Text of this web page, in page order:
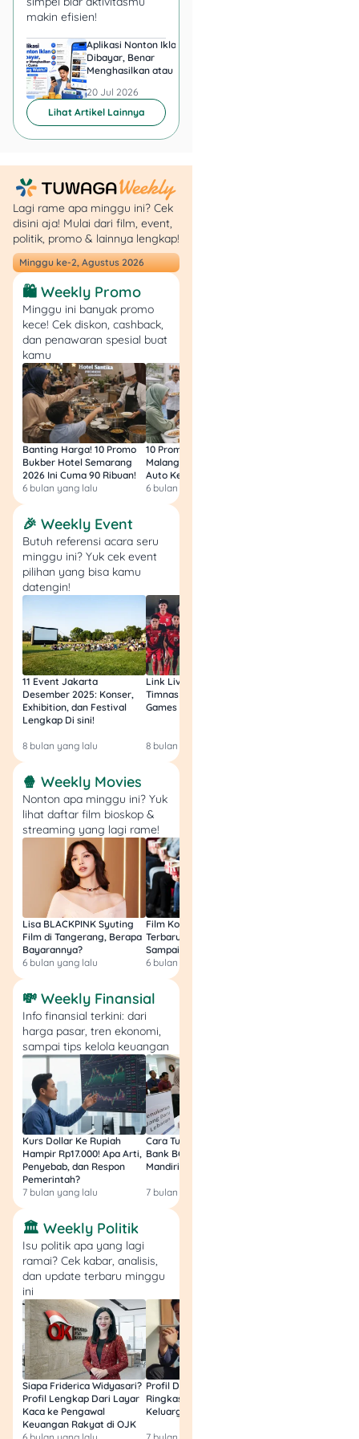
JakLingko ini bukan cuma
angkot modern di Jakarta.
Tarifnya gratis untuk
angkot JakLingko, asalkan
pakai Kartu JakLingko.
Jadi, meskipun bentuknya
kecil dan jalurnya terbatas,
dari sisi biaya, JakLingko
juara banget. Apalagi kalau
kamu hanya butuh jarak
pendek dan ogah ribet
transit-transit.
Baca Juga:Bus
Keliling Jakarta
Gratis 2025: Rute,
Jadwal, Harga, dan
Tips Wisata
Cara Mendapat Kartu
Transportasi Gratis dari
Bank DKI
Per April 2025, warga
Jakarta dengan golongan
tertentu bisa menikmati
fasilitas transportasi umum
gratis menggunakan Kartu
Bebas Akses). Kartu ini
merupakan kerja sama
antara Bank DKI dengan
Pemerintah Provinsi DKI
Jakarta untuk
meningkatkan
kesejahteraan warga
Jakarta, seperti dilansir
ANTARA.
Kartu JakMob bisa dipakai
secara gratis untuk naik
KRL Commuter Line,
Transjakarta, MikroTrans
(JakLingko), MRT Jakarta,
dan LRT Jabodebek.
Lalu, siapa saja yang bisa
mendapat Kartu JakMob?
Berikut 15 kategori
masyarakat yang berhak
dapat layanan transportasi
gratis:
ASN Pemprov DKI
Pensiunan ASN
Tenaga kontrak
Pemprov DKI
Siswa penerima KJP
Plus
Tim PKK & Jumantik
Buruh bergaji setara
UMP
Lansia (60+)
Disabilitas
Veteran
Pemegang Kartu
Keluarga Sejahtera
makin efisien!
Aplikasi Nonton Iklan
Dibayar, Benar
Menghasilkan atau Cuma
20 Jul 2026
Lihat Artikel Lainnya
Lagi rame apa minggu ini? Cek
disini aja! Mulai dari film, event,
politik, promo & lainnya lengkap!
Minggu ke-2, Agustus 2026
🛍️ Weekly Promo
Minggu ini banyak promo
kece! Cek diskon, cashback,
dan penawaran spesial buat
kamu
Banting Harga! 10 Promo
Bukber Hotel Semarang
2026 Ini Cuma 90 Ribuan!
6 bulan yang lalu
10 Promo Bukber Hotel
Malang 2026: Start 75rb,
Auto Kenyang!
6 bulan yang lalu
🎉 Weekly Event
Butuh referensi acara seru
minggu ini? Yuk cek event
pilihan yang bisa kamu
datengin!
11 Event Jakarta
Desember 2025: Konser,
Exhibition, dan Festival
Lengkap Di sini!
8 bulan yang lalu
Link Live Streaming
Timnas vs Filipina SEA
Games Malam Ini, Gratis!
8 bulan yang lalu
🍿 Weekly Movies
Nonton apa minggu ini? Yuk
lihat daftar film bioskop &
streaming yang lagi rame!
Lisa BLACKPINK Syuting
Film di Tangerang, Berapa
Bayarannya?
6 bulan yang lalu
Film Komedi Indonesia
Terbaru 2026, Siap Ngakak
Sampai Sakit Perut!
6 bulan yang lalu
💸 Weekly Finansial
Info finansial terkini: dari
harga pasar, tren ekonomi,
sampai tips kelola keuangan
Kurs Dollar Ke Rupiah
Hampir Rp17.000! Apa Arti,
Penyebab, dan Respon
Pemerintah?
7 bulan yang lalu
Cara Tukar Uang Baru di
Bank BCA (Umum, BNI,
Mandiri, BRI, dan BSI) 2026!
7 bulan yang lalu
🏛️ Weekly Politik
Isu politik apa yang lagi
ramai? Cek kabar, analisis,
dan update terbaru minggu
ini
Siapa Friderica Widyasari?
Profil Lengkap Dari Layar
Kaca ke Pengawal
Keuangan Rakyat di OJK
Profil Darma Mangkuluhur:
Ringkas Latar Belakang
Keluarga dan Bisnisnya